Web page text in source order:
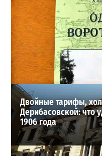
В Одессе на
движения: что важно
08-08-2026 в 09:29
ВИБОР РЕДАКЦИИ
Двойные тарифы,
Дерибасовской: что
1906 года